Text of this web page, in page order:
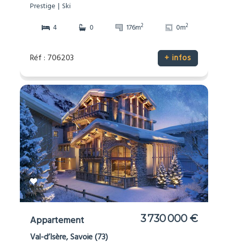
Prestige
Ski
4
0 176m2 0m2
Réf : 706203 + infos
Appartement 3 730 000 €
Val-d’Isère, Savoie (73)